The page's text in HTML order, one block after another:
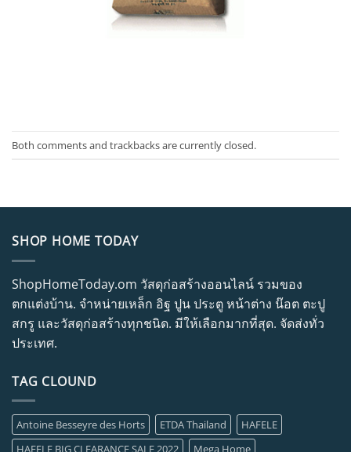
Both comments and trackbacks are currently closed.
SHOP HOME TODAY
ShopHomeToday.om วัสดุก่อสร้างออนไลน์ รวมของ
ตกแต่งบ้าน. จำหน่ายเหล็ก อิฐ ปูน ประตู หน้าต่าง น๊อต ตะปู
สกรู และวัสดุก่อสร้างทุกชนิด. มีให้เลือกมากที่สุด. จัดส่งทั่ว
ประเทศ.
TAG CLOUND
Antoine Besseyre des Horts ETDA Thailand
HAFELE
HAFELE BIG CLEARANCE SALE 2022
Mega Home